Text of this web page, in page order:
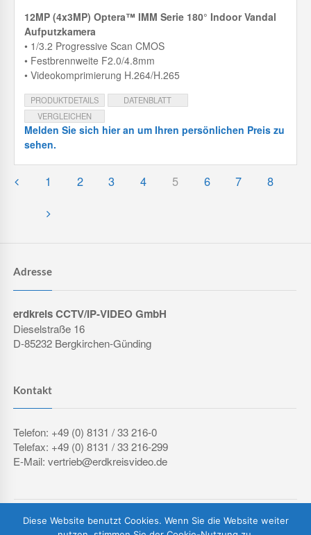
12MP (4x3MP) Optera™ IMM Serie 180° Indoor Vandal
Aufputzkamera
• 1/3.2 Progressive Scan CMOS
• Festbrennweite F2.0/4.8mm
• Videokomprimierung H.264/H.265
PRODUKTDETAILS
DATENBLATT
VERGLEICHEN
Melden Sie sich hier an um Ihren persönlichen Preis zu
sehen.
1 2 3 4 5 6 7 8
Adresse
erdkreis CCTV/IP-VIDEO GmbH
Dieselstraße 16
D-85232 Bergkirchen-Günding
Kontakt
Telefon: +49 (0) 8131 / 33 216-0
Telefax: +49 (0) 8131 / 33 216-299
E-Mail: vertrieb@erdkreisvideo.de
IMPRESSUM
DATENSCHUTZERKLÄRUNG AGB
Diese Website benutzt Cookies. Wenn Sie die Website weiter